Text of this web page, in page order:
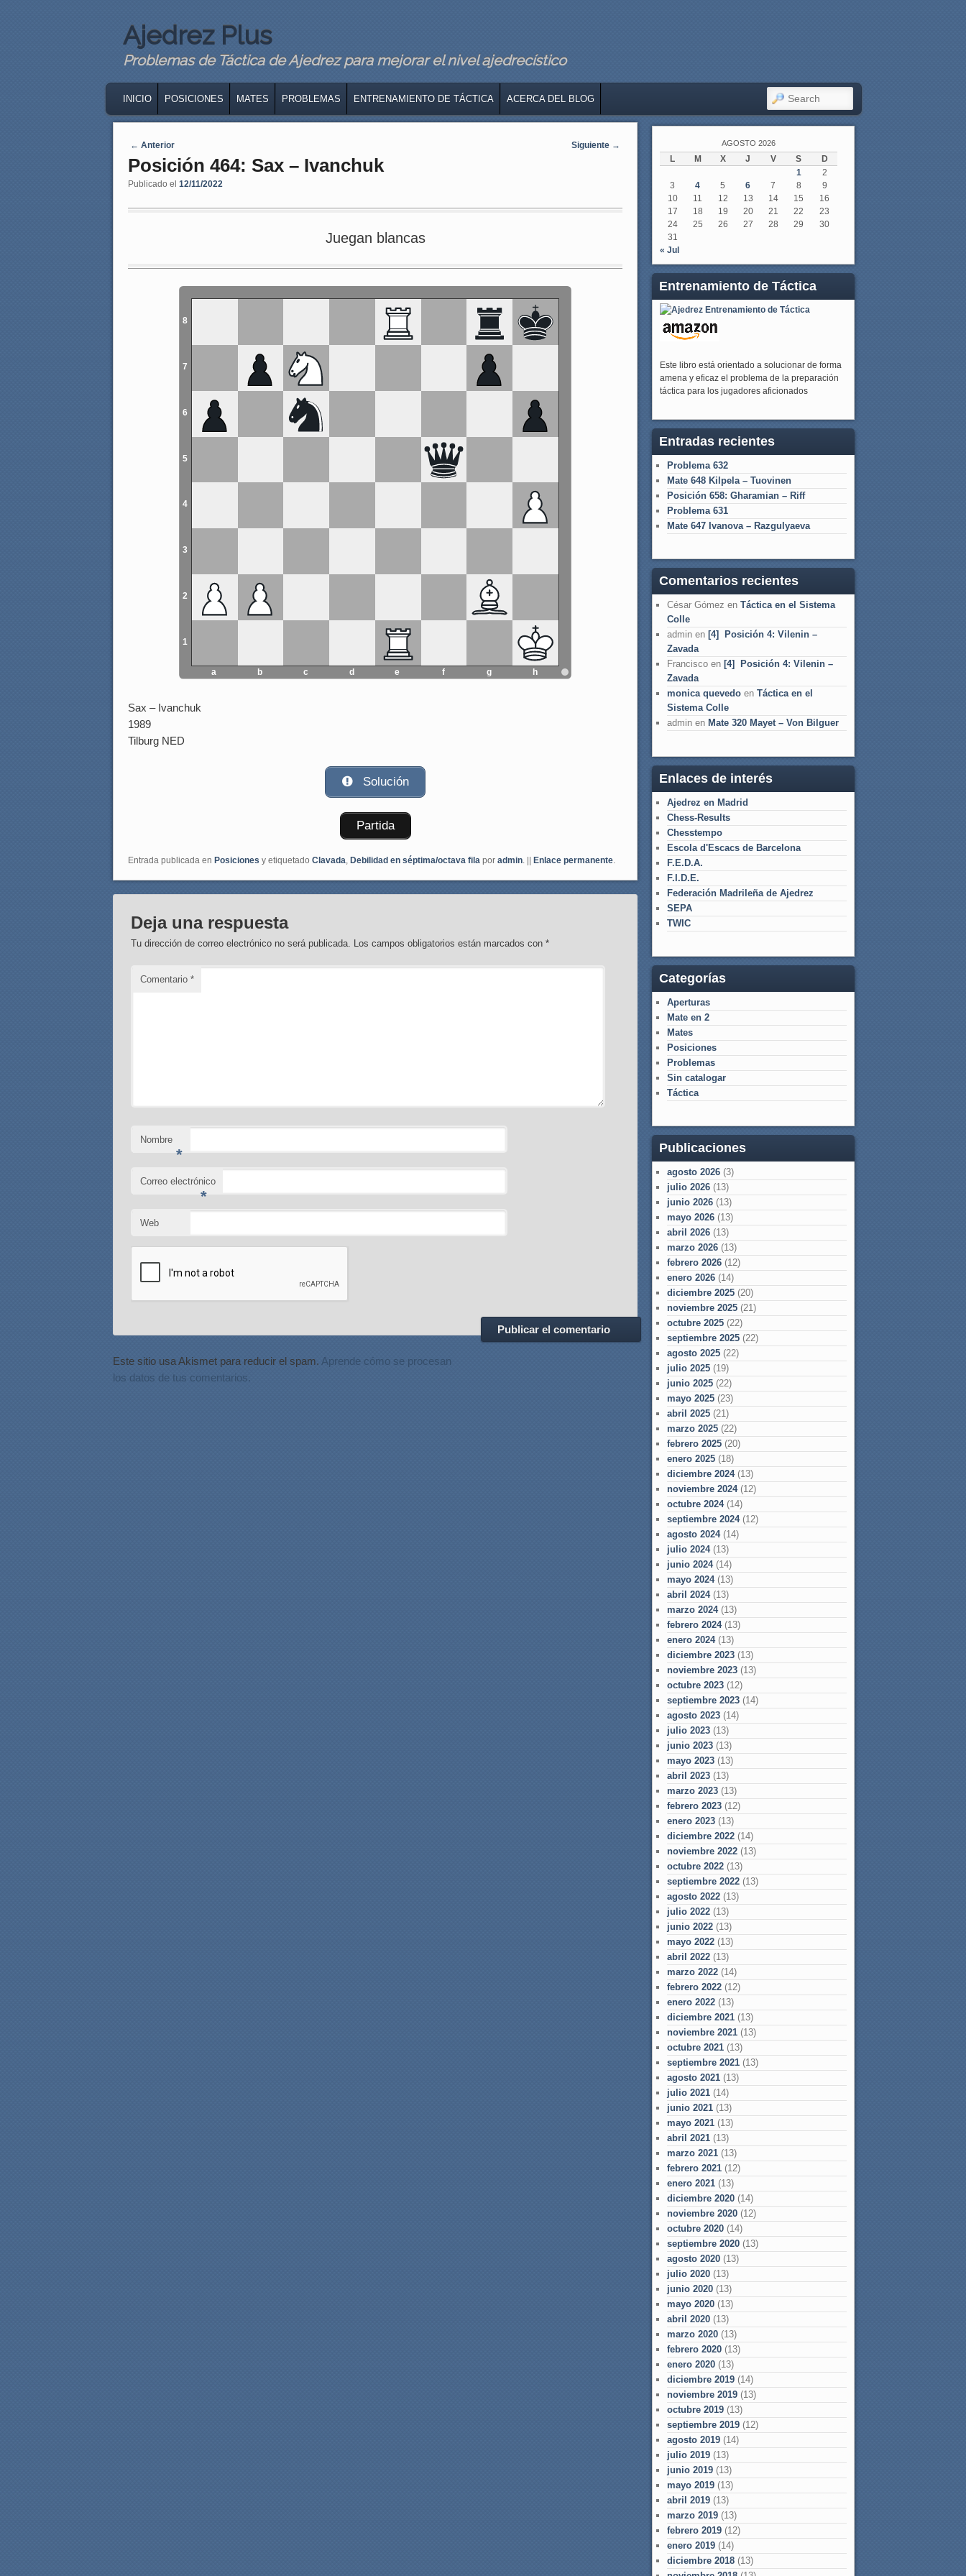
Ajedrez Plus
Problemas de Táctica de Ajedrez para mejorar el nivel ajedrecístico
SKIP TO PRIMARY CONTENT
SKIP TO SECONDARY CONTENT
INICIO POSICIONES MATES PROBLEMAS ENTRENAMIENTO DE TÁCTICA ACERCA DEL BLOG SEARCH
Navegaci�n de entradas
← Anterior Siguiente →
Posición 464: Sax – Ivanchuk
Publicado el 12/11/2022
Juegan blancas
8
7
6
5
4
3
2
1
a b c d e f g h
Sax – Ivanchuk
1989
Tilburg NED
Solución
Partida
Entrada publicada en Posiciones y etiquetado Clavada, Debilidad en séptima/octava fila por admin. || Enlace permanente.
Deja una respuesta
Tu dirección de correo electrónico no será publicada. Los campos obligatorios están marcados con*
Comentario*
Nombre
*
Correo electrónico
*
Web
Este sitio usa Akismet para reducir el spam. Aprende cómo se procesan
los datos de tus comentarios.
AGOSTO 2026
L M X J V S
D
1
2
3
4 5 6 7 8
9
10
11 12 13 14 15
16
17
18 19 20 21 22
23
24
25 26 27 28 29
30
31
« Jul
Entrenamiento de Táctica
Este libro está orientado a solucionar de forma
amena y eficaz el problema de la preparación
táctica para los jugadores aficionados
Entradas recientes
Problema 632
Mate 648 Kilpela – Tuovinen
Posición 658: Gharamian – Riff
Problema 631
Mate 647 Ivanova – Razgulyaeva
Comentarios recientes
César Gómez en Táctica en el Sistema
Colle
admin en [4] Posición 4: Vilenin –
Zavada
Francisco en [4] Posición 4: Vilenin –
Zavada
monica quevedo en Táctica en el
Sistema Colle
admin en Mate 320 Mayet – Von Bilguer
Enlaces de interés
Ajedrez en Madrid
Chess-Results
Chesstempo
Escola d'Escacs de Barcelona
F.E.D.A.
F.I.D.E.
Federación Madrileña de Ajedrez
SEPA
TWIC
Categorías
Aperturas
Mate en 2
Mates
Posiciones
Problemas
Sin catalogar
Táctica
Publicaciones
agosto 2026 (3)
julio 2026 (13)
junio 2026 (13)
mayo 2026 (13)
abril 2026 (13)
marzo 2026 (13)
febrero 2026 (12)
enero 2026 (14)
diciembre 2025 (20)
noviembre 2025 (21)
octubre 2025 (22)
septiembre 2025 (22)
agosto 2025 (22)
julio 2025 (19)
junio 2025 (22)
mayo 2025 (23)
abril 2025 (21)
marzo 2025 (22)
febrero 2025 (20)
enero 2025 (18)
diciembre 2024(13)
noviembre 2024(12)
octubre 2024(14)
septiembre 2024(12)
agosto 2024(14)
julio 2024(13)
junio 2024(14)
mayo 2024(13)
abril 2024(13)
marzo 2024(13)
febrero 2024(13)
enero 2024(13)
diciembre 2023 (13)
noviembre 2023 (13)
octubre 2023 (12)
septiembre 2023 (14)
agosto 2023 (14)
julio 2023 (13)
junio 2023 (13)
mayo 2023 (13)
abril 2023 (13)
marzo 2023 (13)
febrero 2023 (12)
enero 2023 (13)
diciembre 2022 (14)
noviembre 2022 (13)
octubre 2022 (13)
septiembre 2022 (13)
agosto 2022 (13)
julio 2022 (13)
junio 2022 (13)
mayo 2022 (13)
abril 2022 (13)
marzo 2022 (14)
febrero 2022 (12)
enero 2022 (13)
diciembre 2021 (13)
noviembre 2021 (13)
octubre 2021 (13)
septiembre 2021 (13)
agosto 2021 (13)
julio 2021 (14)
junio 2021 (13)
mayo 2021 (13)
abril 2021 (13)
marzo 2021 (13)
febrero 2021 (12)
enero 2021 (13)
diciembre 2020 (14)
noviembre 2020 (12)
octubre 2020 (14)
septiembre 2020 (13)
agosto 2020 (13)
julio 2020 (13)
junio 2020 (13)
mayo 2020 (13)
abril 2020 (13)
marzo 2020 (13)
febrero 2020 (13)
enero 2020 (13)
diciembre 2019 (14)
noviembre 2019 (13)
octubre 2019 (13)
septiembre 2019 (12)
agosto 2019 (14)
julio 2019 (13)
junio 2019 (13)
mayo 2019 (13)
abril 2019 (13)
marzo 2019 (13)
febrero 2019 (12)
enero 2019 (14)
diciembre 2018 (13)